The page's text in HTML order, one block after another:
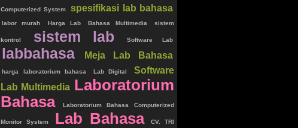
Computerized System spesifikasi lab bahasa
labor murah Harga Lab Bahasa Multimedia sistem
kontrol sistem lab Software Lab
labbahasa Meja Lab Bahasa
harga laboratorium bahasa Lab Digital
Software
Lab Multimedia Laboratorium
Bahasa
Laboratorium Bahasa Computerized
Monitor System Lab Bahasa CV. TRI